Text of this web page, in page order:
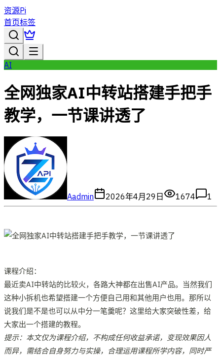
资源Pi
首页标签
AI
全网独家AI中转站搭建手把手
教学，一节课讲透了
Aadmin 2026年4月29日 1674 1
课程介绍：
最近卖AI中转站的比较火，各路大神都在出售AI产品。当然我们
这种小拆机也希望搭建一个方便自己用和其他用户也用。那所以
说我们是不是也可以从中分一笔羹呢？这里给大家突破性差，给
大家出一个搭建的教程。
提示：本文仅为课程介绍，不构成任何收益承诺，变现效果因人
而异，需结合自身努力与实操，合理运用课程所学内容，同时严